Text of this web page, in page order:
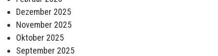
Dezember 2025
November 2025
Oktober 2025
September 2025